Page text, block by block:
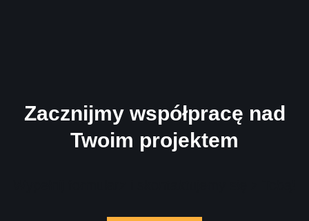
Zacznijmy współpracę nad
Twoim projektem